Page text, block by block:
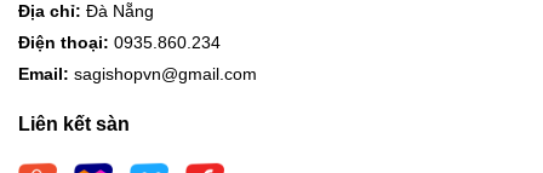
Địa chỉ: Đà Nẵng
Điện thoại: 0935.860.234
Email: sagishopvn@gmail.com
Liên kết sàn